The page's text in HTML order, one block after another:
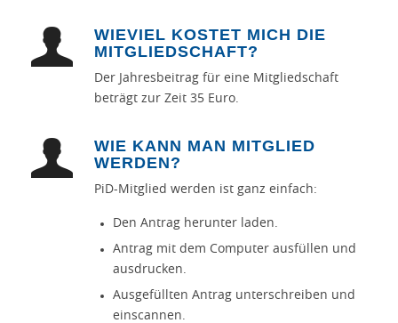
WIEVIEL KOSTET MICH DIE
MITGLIEDSCHAFT?
Der Jahresbeitrag für eine Mitgliedschaft
beträgt zur Zeit 35 Euro.
WIE KANN MAN MITGLIED
WERDEN?
PiD-Mitglied werden ist ganz einfach:
Den Antrag herunter laden.
Antrag mit dem Computer ausfüllen und
ausdrucken.
Ausgefüllten Antrag unterschreiben und
einscannen.